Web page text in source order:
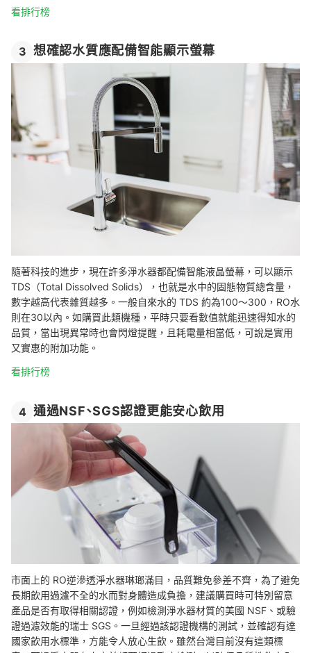
看排行榜
3 想確認水質應配備智能顯示螢幕
隨著科技的進步，現在許多淨水器都配備智能液晶螢幕，可以顯示
TDS（Total Dissolved Solids），也就是水中的固態物質總含量，
數字越高代表雜質越多。一般自來水的 TDS 約為100～300，RO水
則在30以內。如購買此類機種，平時只要看數值就能迅速得知水的
品質， 當出現異常時也會閃燈提醒，且耗電量相當低，可說是實用
又實惠的附加功能。
看排行榜
4 通過NSF、SGS認證更能安心飲用
市面上的 RO逆滲透淨水器琳瑯滿目，品質難免參差不齊，為了避免
長期飲用過濾不全的水而對身體造成負擔，建議購買時可特別留意
產品是否有取得相關認證，例如檢測淨水器材質的美國 NSF、或驗
證過濾效能的瑞士 SGS。一旦經過該認證機構的測試，並確認有達
國家飲用水標準，方能令人放心生飲。雖然台灣目前沒有這類標